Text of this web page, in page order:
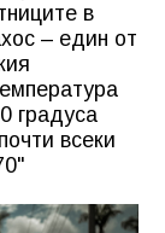
в
– един от
градуса
всеки